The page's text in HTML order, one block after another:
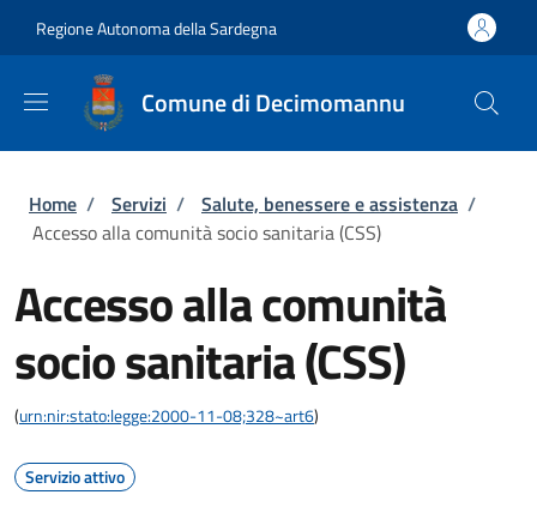
Regione Autonoma della Sardegna
Comune di Decimomannu
Briciole di pane
Home / Servizi / Salute, benessere e assistenza /
Accesso alla comunità socio sanitaria (CSS)
Accesso alla comunità
socio sanitaria (CSS)
(urn:nir:stato:legge:2000-11-08;328~art6)
Servizio attivo